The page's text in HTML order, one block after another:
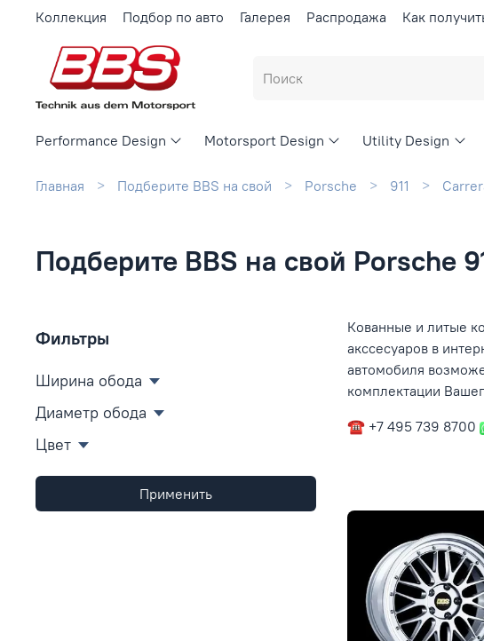
Коллекция Подбор по авто Галерея Распродажа Как
Performance Design Motorsport Design Utility Design
Главная Подберите BBS на свой Porsche 911
Подберите BBS на свой Porsche
Кованные и литые
акссесуаров в
автомобиля
комплектации
☎ +7 495 739 8700
Фильтры
Ширина обода
Диаметр обода
Цвет
Применить